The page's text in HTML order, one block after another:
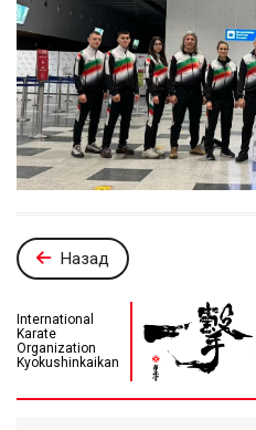
Назад
International
Karate
Organization
Kyokushinkaikan